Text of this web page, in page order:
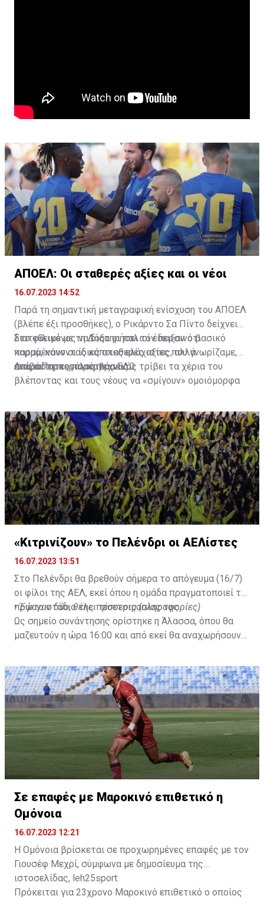
ΑΠΟΕΛ: Οι σταθερές αξίες και οι νέοι
16.07.2023 14:52
Παρά τη σημαντική μεταγραφική ενίσχυση του ΑΠΟΕΛ
(βλέπε έξι προσθήκες), ο Ρικάρντο Σα Πίντο δείχνει
διατεθειμένος να διατηρήσει τον περσινό βασικό
κορμό, κάνοντας κάποιες ελάχιστες, αλλά
απαραίτητες παρεμβάσεις.
Στο φιλικό με τη Δόξα οι παλιοί έδειξαν ότι
παραμένουν οι ίδιες σταθερές αξίες που γνωρίζαμε,
ενώ ο Πορτογάλος τεχνικός τρίβει τα χέρια του
βλέποντας και τους νέους να «σμίγουν» ομοιόμορφα
Διαβάστε περισσότεραΕΔΩ.
«Κιτρινίζουν» το Πελένδρι οι ΑΕΛίστες
16.07.2023 13:51
Στο Πελένδρι θα βρεθούν σήμερα το απόγευμα (16/7)
οι φίλοι της ΑΕΛ, εκεί όπου η ομάδα πραγματοποιεί το
πρώτο στάδιο της προετοιμασίας της.
•Έφυγαν δύο, θέλει τέσσερις (πληροφορίες)
Ως σημείο συνάντησης ορίστηκε η Άλασσα, όπου θα
μαζευτούν η ώρα 16:00 και από εκεί θα αναχωρήσουν
δώοσυν το παρών τους στην απογευματινή προπόνηση
της ομάδας.
Σε επαφές με Μαροκινό επιθετικό η
Ομόνοια
16.07.2023 12:21
Η Ομόνοια βρίσκεται σε προχωρημένες επαφές με τον
Γιουσέφ Μεχρί, σύμφωνα με δημοσίευμα της
ιστοσελίδας, leh25sport.
Πρόκειται για 23χρονο Μαροκινό επιθετικό ο οποίος